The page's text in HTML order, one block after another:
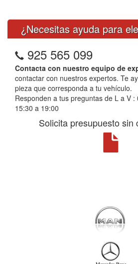
¿Necesitas ayuda para
925 565 099
Contacta con nuestro equipo de
contactar con nuestros expertos. Te
pieza que corresponda a tu vehículo.
Responden a tus preguntas de L a V
15:30 a 19:00
Solicita presupuesto sin